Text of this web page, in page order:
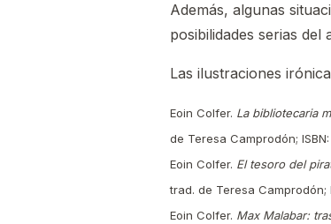
Además, algunas
posibilidades serias del
Las ilustraciones
Eoin Colfer. La bibliotecaria
de Teresa Camprodón;
Eoin Colfer. El tesoro del
trad. de Teresa Camprodón;
Eoin Colfer. Max Malabar: